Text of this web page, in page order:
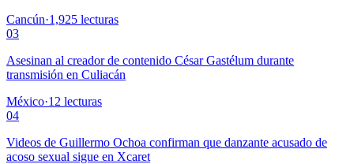
Cancún·1,925 lecturas
03
Asesinan al creador de contenido César Gastélum durante
transmisión en Culiacán
México·12 lecturas
04
Videos de Guillermo Ochoa confirman que danzante acusado de
acoso sexual sigue en Xcaret